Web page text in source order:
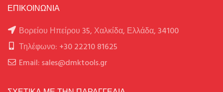
ΕΠΙΚΟΙΝΩΝΙΑ
Βορείου Ηπείρου 35, Χαλκίδα, Ελλάδα, 34100
Τηλέφωνο: +30 22210 81625
Email: sales@dmktools.gr